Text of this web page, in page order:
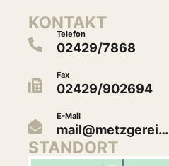
KONTAKT
Telefon
02429/7868
Fax
02429/902694
E-Mail
mail@metzgerei…
STANDORT